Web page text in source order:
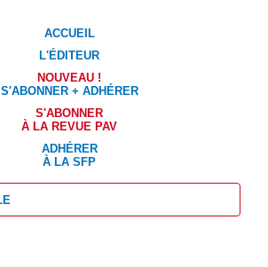
ACCUEIL
L'ÉDITEUR
NOUVEAU !
S'ABONNER + ADHÉRER
S'ABONNER
À LA REVUE PAV
ADHÉRER
À LA SFP